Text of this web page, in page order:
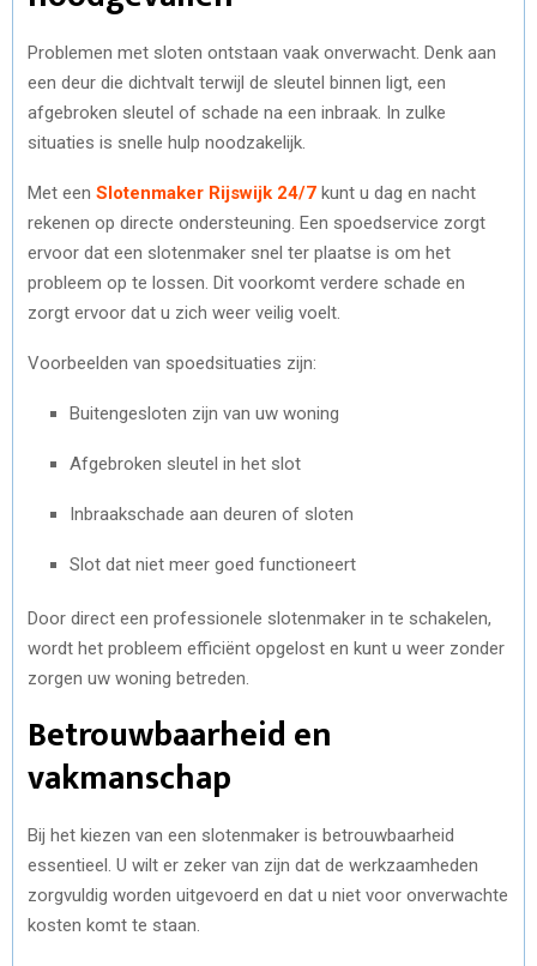
Problemen met sloten ontstaan vaak onverwacht. Denk aan
een deur die dichtvalt terwijl de sleutel binnen ligt, een
afgebroken sleutel of schade na een inbraak. In zulke
situaties is snelle hulp noodzakelijk.
Met een Slotenmaker Rijswijk 24/7 kunt u dag en nacht
rekenen op directe ondersteuning. Een spoedservice zorgt
ervoor dat een slotenmaker snel ter plaatse is om het
probleem op te lossen. Dit voorkomt verdere schade en
zorgt ervoor dat u zich weer veilig voelt.
Voorbeelden van spoedsituaties zijn:
Buitengesloten zijn van uw woning
Afgebroken sleutel in het slot
Inbraakschade aan deuren of sloten
Slot dat niet meer goed functioneert
Door direct een professionele slotenmaker in te schakelen,
wordt het probleem efficiënt opgelost en kunt u weer zonder
zorgen uw woning betreden.
Betrouwbaarheid en
vakmanschap
Bij het kiezen van een slotenmaker is betrouwbaarheid
essentieel. U wilt er zeker van zijn dat de werkzaamheden
zorgvuldig worden uitgevoerd en dat u niet voor onverwachte
kosten komt te staan.